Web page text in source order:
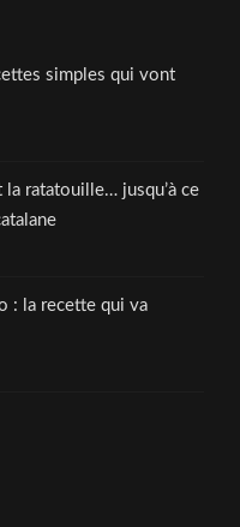
simples qui vont
la ratatouille… jusqu’à ce
: la recette qui va